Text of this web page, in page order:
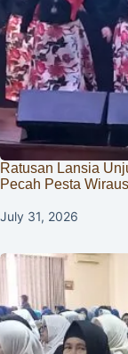
Ratusan Lansia
Pecah Pesta
July 31, 2026